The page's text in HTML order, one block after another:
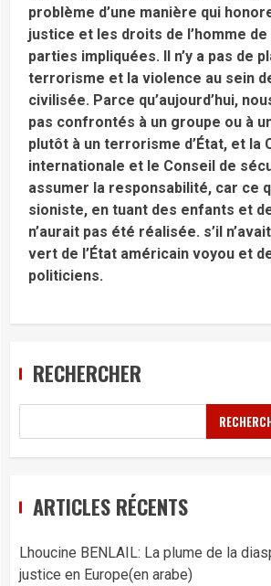
problème d’une manière qui
justice et les droits de l’homme
parties impliquées. Il n’y a pas de
terrorisme et la violence au sein
civilisée. Parce qu’aujourd’hui,
pas confrontés à un groupe ou à
plutôt à un terrorisme d’État, et la
internationale et le Conseil de
assumer la responsabilité, car ce
sioniste, en tuant des enfants et
n’aurait pas été réalisée. s’il
vert de l’État américain voyou et
politiciens.
RECHERCHER
ARTICLES RÉCENTS
Lhoucine BENLAIL: La plume de la
justice en Europe(en arabe)